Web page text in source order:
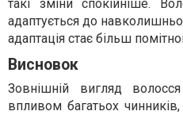
такі зміни спокійніше.
адаптується до
адаптація стає більш
Висновок
Зовнішній вигляд
впливом багатьох чинників,